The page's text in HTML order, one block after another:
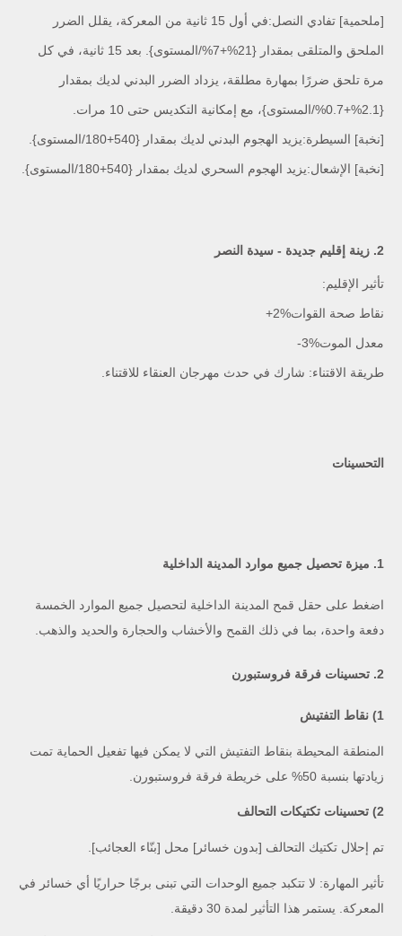
[ملحمية] تفادي النصل:في أول 15 ثانية من المعركة، يقلل الضرر
الملحق والمتلقى بمقدار {21%+7%/المستوى}. بعد 15 ثانية، في كل
مرة تلحق ضررًا بمهارة مطلقة، يزداد الضرر البدني لديك بمقدار
{2.1%+0.7%/المستوى}، مع إمكانية التكديس حتى 10 مرات.
[نخبة] السيطرة:يزيد الهجوم البدني لديك بمقدار {540+180/المستوى}.
[نخبة] الإشعال:يزيد الهجوم السحري لديك بمقدار {540+180/المستوى}.
2. زينة إقليم جديدة - سيدة النصر
تأثير الإقليم:
نقاط صحة القوات+2%
معدل الموت-3%
طريقة الاقتناء: شارك في حدث مهرجان العنقاء للاقتناء.
التحسينات
1. ميزة تحصيل جميع موارد المدينة الداخلية
اضغط على حقل قمح المدينة الداخلية لتحصيل جميع الموارد الخمسة
دفعة واحدة، بما في ذلك القمح والأخشاب والحجارة والحديد والذهب.
2. تحسينات فرقة فروستبورن
1) نقاط التفتيش
المنطقة المحيطة بنقاط التفتيش التي لا يمكن فيها تفعيل الحماية تمت
زيادتها بنسبة 50% على خريطة فرقة فروستبورن.
2) تحسينات تكتيكات التحالف
تم إحلال تكتيك التحالف [بدون خسائر] محل [بنّاء العجائب].
تأثير المهارة: لا تتكبد جميع الوحدات التي تبنى برجًا حراريًا أي خسائر في
المعركة. يستمر هذا التأثير لمدة 30 دقيقة.